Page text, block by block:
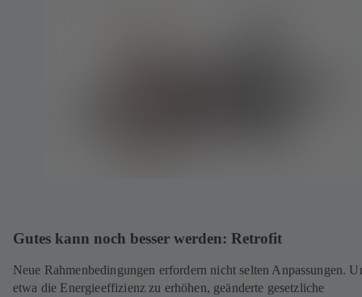
Gutes kann noch besser werden: Retrofit
Neue Rahmenbedingungen erfordern nicht selten Anpassungen.
etwa die Energieeffizienz zu erhöhen, geänderte gesetzliche